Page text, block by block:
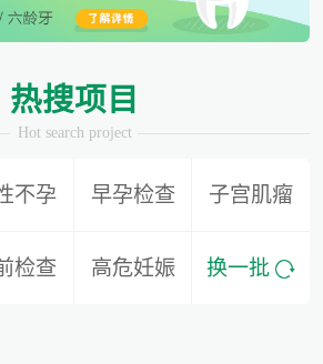
热搜项目
Hot search project
不孕 早孕检查 子宫肌瘤
检查 高危妊娠 换一批